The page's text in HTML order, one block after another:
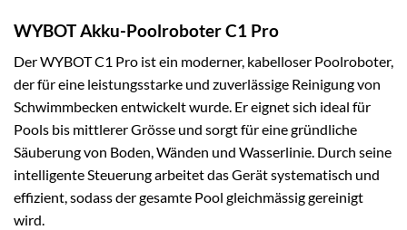
WYBOT Akku-Poolroboter C1 Pro
Der WYBOT C1 Pro ist ein moderner, kabelloser Poolroboter,
der für eine leistungsstarke und zuverlässige Reinigung von
Schwimmbecken entwickelt wurde. Er eignet sich ideal für
Pools bis mittlerer Grösse und sorgt für eine gründliche
Säuberung von Boden, Wänden und Wasserlinie. Durch seine
intelligente Steuerung arbeitet das Gerät systematisch und
effizient, sodass der gesamte Pool gleichmässig gereinigt
wird.